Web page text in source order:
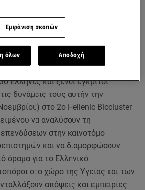
Έλληνες και ξένοι έγκριτοι
δυνάμεις τους αυτήν την
στο 2ο Hellenic Biocluster
να αναλύσουν τη
στην καινοτόμο
και να διαμορφώσουν
όραμα για τo Ελληνικό
στο χώρο της Υγείας και των
απόψεις και εμπειρίες
Εμφάνιση σκοπών
όλων Αποδοχή